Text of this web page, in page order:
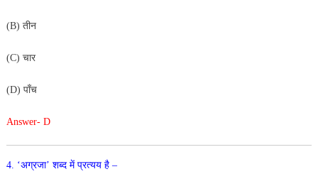
(B) तीन
(C) चार
(D) पाँच
Answer- D
4. ‘अग्रजा’ शब्द में प्रत्यय है –